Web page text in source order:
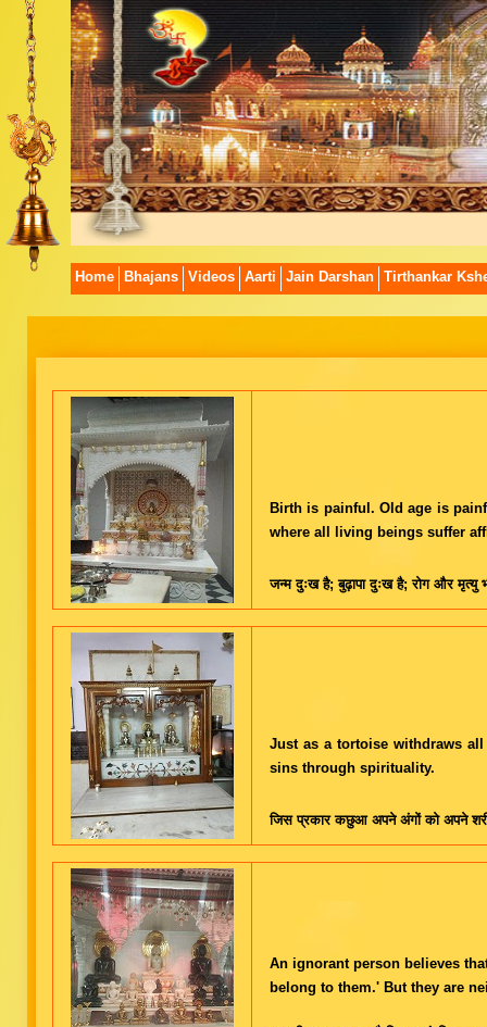
Home Bhajans Videos Aarti Jain Darshan Tirthankar
Birth is painful. Old age is
where all living beings suffer
जन्म दुःख है; बुढ़ापा दुःख है; रोग और मृत्यु
Just as a tortoise withdraws
sins through spirituality.
जिस प्रकार कछुआ अपने अंगों को अपने शरीर
An ignorant person believes
belong to them.' But they are